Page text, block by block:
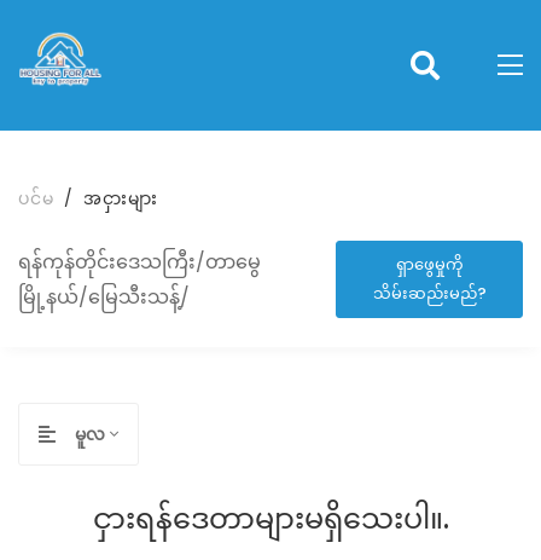
ပင်မ အငှားများ
ရန်ကုန်တိုင်းဒေသကြီး/တာမွေ
မြို့နယ်/မြေသီးသန့်/
ရှာဖွေမှုကို
သိမ်းဆည်းမည်?
မူလ
ငှားရန်ဒေတာများမရှိသေးပါ။.